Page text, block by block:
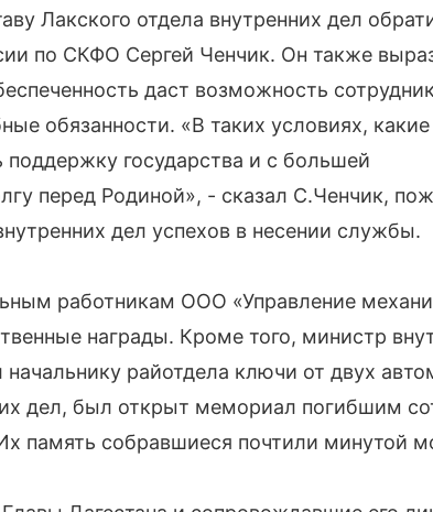
Лакского отдела внутренних дел
по СКФО Сергей Ченчик. Он также
даст возможность
обязанности. «В таких условиях,
государства и с большей
перед Родиной», - сказал С.Ченчик,
дел успехов в несении службы.
работникам ООО «Управление
награды. Кроме того, министр
райотдела ключи от двух
дел, был открыт мемориал погибшим
память собравшиеся почтили минутой